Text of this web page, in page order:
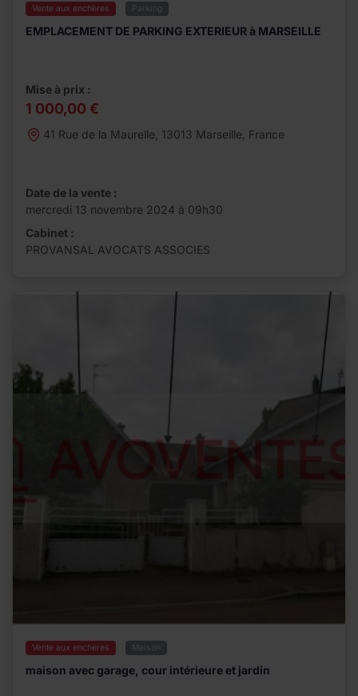
Vente aux enchères Parking
EMPLACEMENT DE PARKING EXTERIEUR à MARSEILLE
Mise à prix :
1 000,00 €
41 Rue de la Maurelle, 13013 Marseille, France
Date de la vente :
mercredi 13 novembre 2024 à 09h30
Cabinet :
PROVANSAL AVOCATS ASSOCIES
Vente aux enchères Maison
maison avec garage, cour intérieure et jardin